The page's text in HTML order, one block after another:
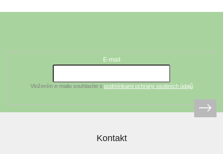
E-mail
Vložením e-mailu souhlasíte s podmínkami ochrany osobních údajů
Kontakt